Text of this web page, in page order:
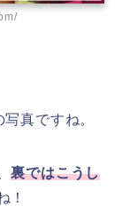
真ですね。
裏ではこうし
！